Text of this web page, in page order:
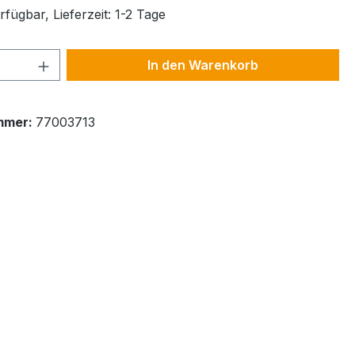
Lieferzeit: 1-2 Tage
Anzahl: Gib den gewünschten Wert
In den Warenkorb
77003713